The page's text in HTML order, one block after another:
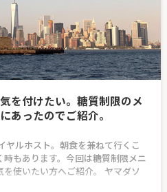
を付けたい。糖質制限のメ
あったのでご紹介。
ヤルホスト。朝食を兼ねて行くこ
もあります。今回は糖質制限メニ
使いたい方へご紹介。 ヤマダソ